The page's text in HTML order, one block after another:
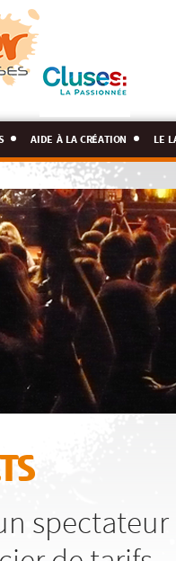
aide à la création le
spectateur